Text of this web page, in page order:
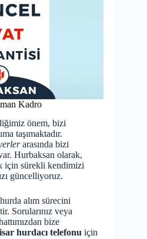
Kadro
önem, bizi
taşımaktadır.
arasında bizi
Hurbaksan olarak,
için sürekli kendimizi
güncelliyoruz.
alım sürecini
Sorularınız veya
bize
hurdacı telefonu için